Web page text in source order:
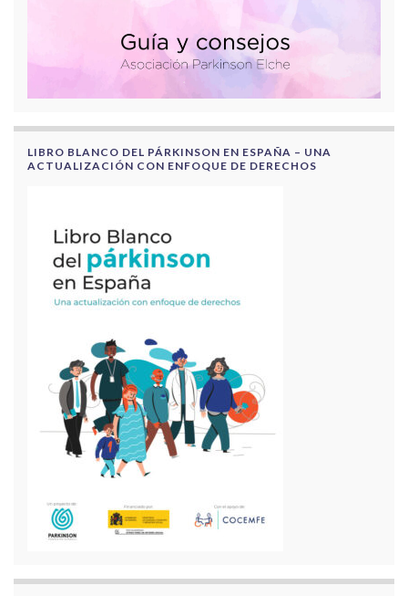
LIBRO BLANCO DEL PÁRKINSON EN ESPAÑA – UNA
ACTUALIZACIÓN CON ENFOQUE DE DERECHOS